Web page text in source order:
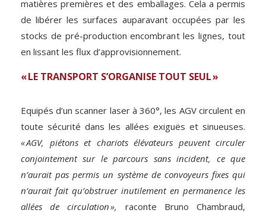
matières premières et des emballages. Cela a permis
de libérer les surfaces auparavant occupées par les
stocks de pré-production encombrant les lignes, tout
en lissant les flux d’approvisionnement.
« LE TRANSPORT S’ORGANISE TOUT SEUL »
Equipés d’un scanner laser à 360°, les AGV circulent en
toute sécurité dans les allées exiguës et sinueuses.
« AGV, piétons et chariots élévateurs peuvent circuler
conjointement sur le parcours sans incident, ce que
n’aurait pas permis un système de convoyeurs fixes qui
n’aurait fait qu’obstruer inutilement en permanence les
allées de circulation »,
raconte Bruno Chambraud,